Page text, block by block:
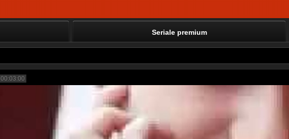
Seriale premium
00:03:00